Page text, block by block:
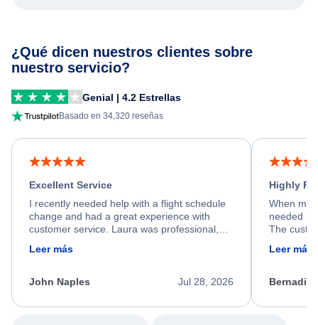
¿Qué dicen nuestros clientes sobre
nuestro servicio?
Genial | 4.2 Estrellas
Basado en 34,320 reseñas
Excellent Service
I recently needed help with a flight schedule
change and had a great experience with
customer service. Laura was professional,
friendly, and very helpful throughout the
process. She quickly found a solution and
appreciate her excellent service.
Leer más
Jul 28, 2026
John Naples
Highly
When my
needed
The
calm,
my issue.
Leer más